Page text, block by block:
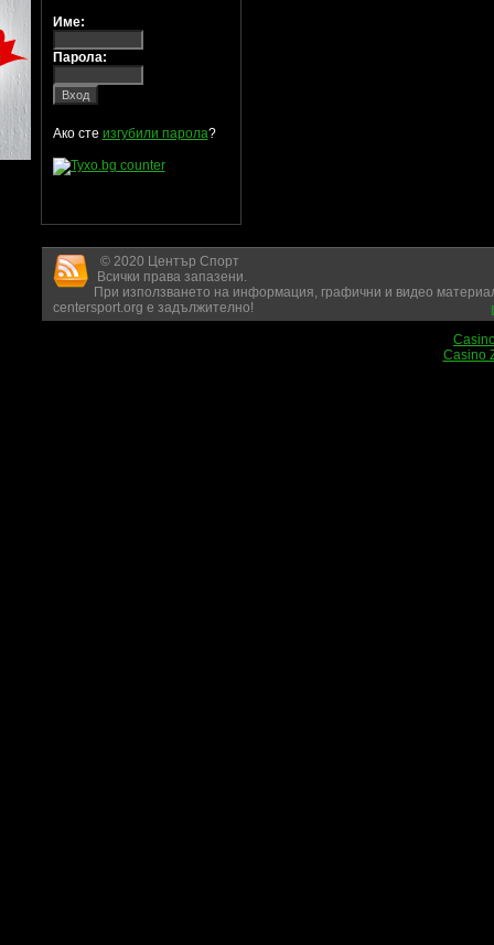
Име:
Парола:
Ако сте изгубили парола?
© 2020 Център Спорт
Всички права запазени.
При използването на информация, графични и видео
centersport.org е задължително!
Casino